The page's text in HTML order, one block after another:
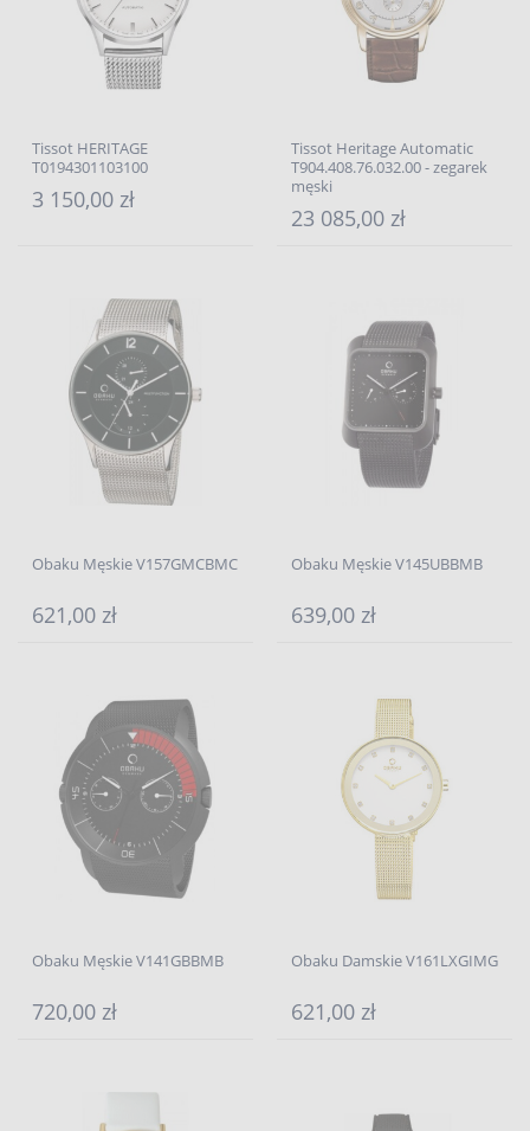
Tissot HERITAGE
T0194301103100
3 150,00 zł
Tissot Heritage Automatic
T904.408.76.032.00 - zegarek
męski
23 085,00 zł
Obaku Męskie V157GMCBMC
621,00 zł
Obaku Męskie V145UBBMB
639,00 zł
Obaku Męskie V141GBBMB
720,00 zł
Obaku Damskie V161LXGIMG
621,00 zł